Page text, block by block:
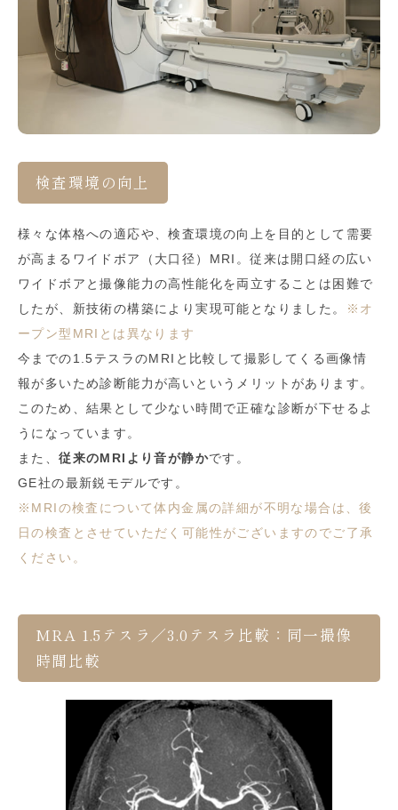
検査環境の向上
様々な体格への適応や、検査環境の向上を目的として需要
が高まるワイドボア（大口径）MRI。従来は開口経の広い
ワイドボアと撮像能力の高性能化を両立することは困難で
したが、新技術の構築により実現可能となりました。
※オ
ープン型MRIとは異なります
今までの1.5テスラのMRIと比較して撮影してくる画像情
報が多いため診断能力が高いというメリットがあります。
このため、結果として少ない時間で正確な診断が下せるよ
うになっています。
また、従来のMRIより音が静かです。
GE社の最新鋭モデルです。
※MRIの検査について体内金属の詳細が不明な場合は、後
日の検査とさせていただく可能性がございますのでご了承
ください。
MRA 1.5テスラ／3.0テスラ比較：同一撮像
時間比較